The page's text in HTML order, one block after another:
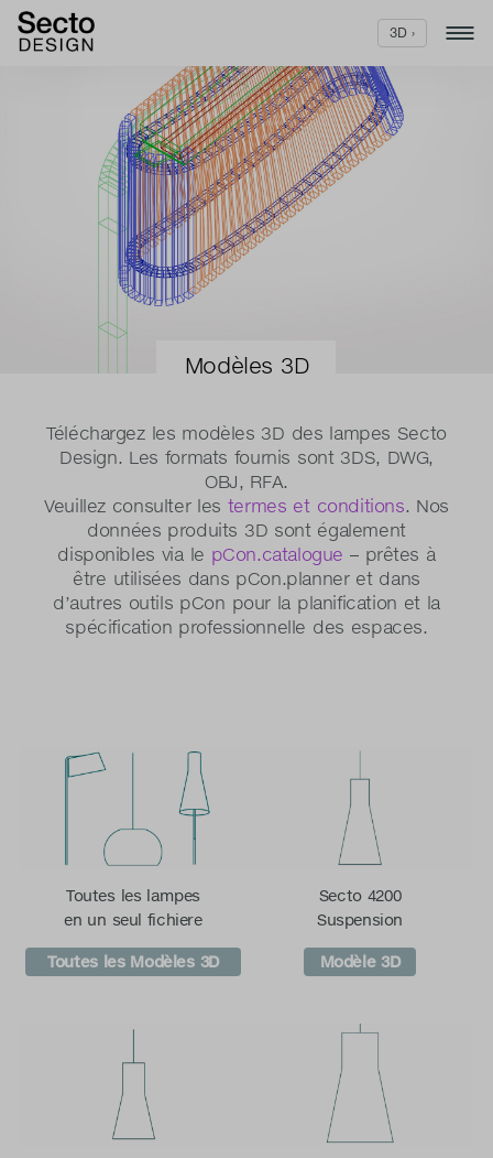
Modèles 3D
Téléchargez les modèles 3D des lampes Secto
Design. Les formats fournis sont 3DS, DWG,
OBJ, RFA.
Veuillez consulter les termes et conditions. Nos
données produits 3D sont également
disponibles via le pCon.catalogue – prêtes à
être utilisées dans pCon.planner et dans
d’autres outils pCon pour la planification et la
spécification professionnelle des espaces.
Toutes les lampes
en un seul fichiere
Toutes les Modèles 3D
Secto 4200
Suspension
Modèle 3D
3D ›